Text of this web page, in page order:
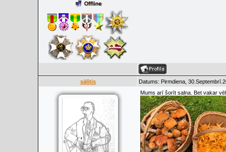
sālītis Datums: Pirmdiena,
Mums arī šorīt salna. Bet vakar